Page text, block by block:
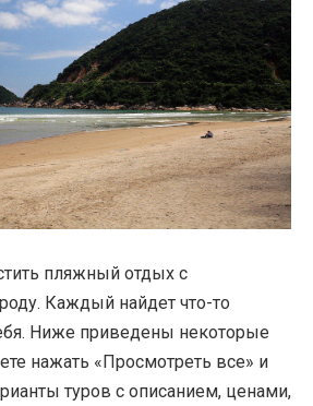
пляжный отдых с
Каждый найдет что-то
Ниже приведены некоторые
нажать «Просмотреть все» и
туров с описанием, ценами,